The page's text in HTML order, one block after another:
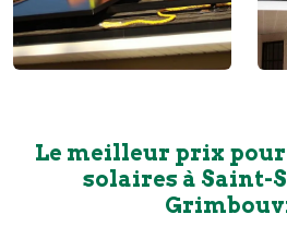
Le meilleur prix pour
solaires à Saint-